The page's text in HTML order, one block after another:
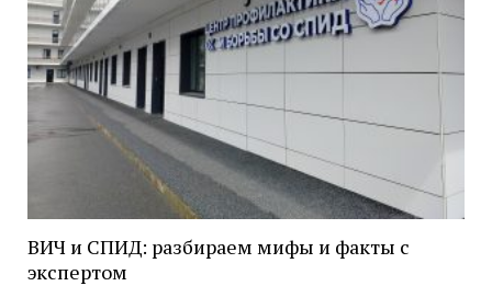
ВИЧ и СПИД: разбираем мифы и факты с
экспертом